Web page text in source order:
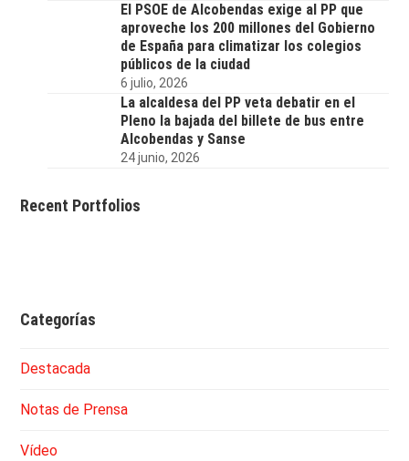
El PSOE de Alcobendas exige al PP que
aproveche los 200 millones del Gobierno
de España para climatizar los colegios
públicos de la ciudad
6 julio, 2026
La alcaldesa del PP veta debatir en el
Pleno la bajada del billete de bus entre
Alcobendas y Sanse
24 junio, 2026
Recent Portfolios
Categorías
Destacada
Notas de Prensa
Vídeo